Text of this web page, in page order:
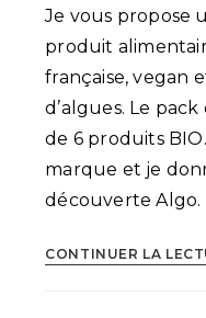
Je vous propose
produit
française, vegan
d’algues. Le
de 6 produits
marque et je
découverte Algo.
CONTINUER LA